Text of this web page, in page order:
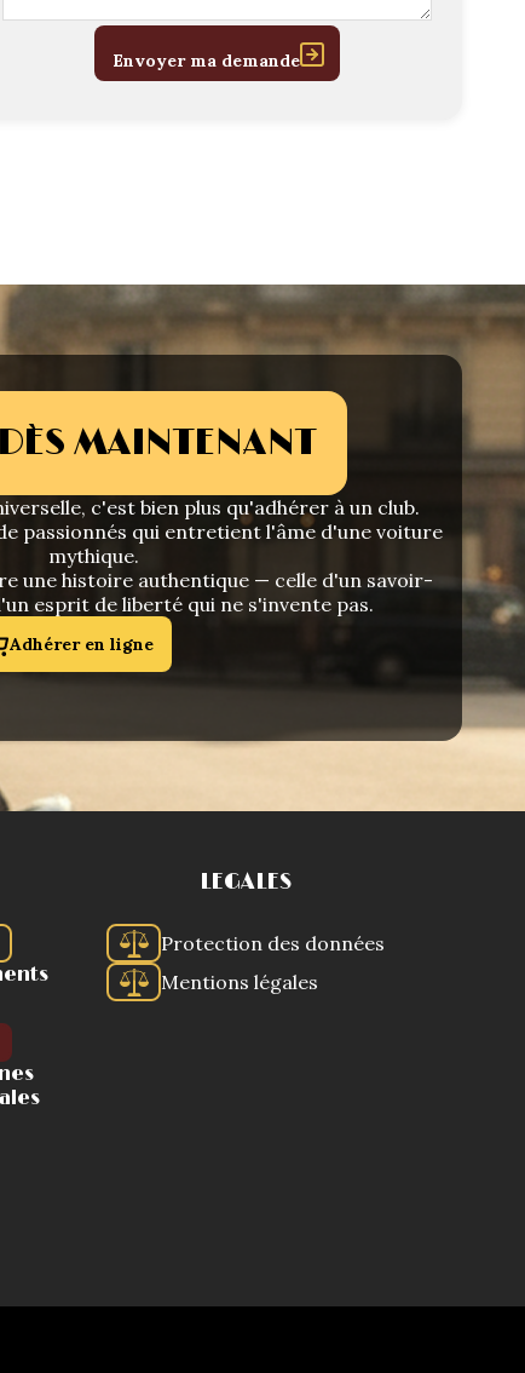
Envoyer ma demande
MAINTENANT
c'est bien plus qu'adhérer à un club.
passionnés qui entretient l'âme d'une voiture
mythique.
une histoire authentique — celle d'un savoir-
esprit de liberté qui ne s'invente pas.
Adhérer en ligne
LEGALES
Protection des données
Mentions légales